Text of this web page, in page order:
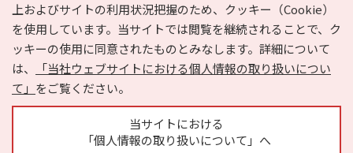
上およびサイトの利用状況把握のため、クッキー（Cookie）
を使用しています。当サイトでは閲覧を継続されることで、ク
ッキーの使用に同意されたものとみなします。詳細について
は、
「当社ウェブサイトにおける個人情報の取り扱いについ
て」 をご覧ください。
当サイトにおける
「個人情報の取り扱いについて」へ
Copyright © HYOJITO.Co.,Ltd. All Rights Reserved.